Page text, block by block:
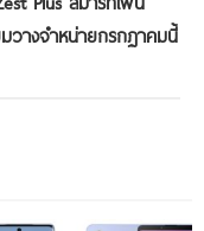
วางจำหน่ายกรกฏาคมนี้